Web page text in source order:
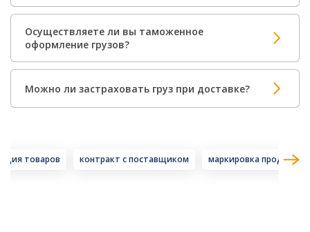
Осуществляете ли вы таможенное
оформление грузов?
Можно ли застраховать груз при доставке?
товаров контракт с поставщиком маркировка продукции